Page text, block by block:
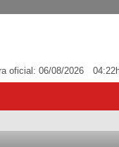
oficial: 06/08/2026